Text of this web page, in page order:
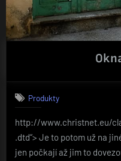
Produkty
http://www.christnet.eu/
.dtd“> Je to potom už na
jen počkají až jim to